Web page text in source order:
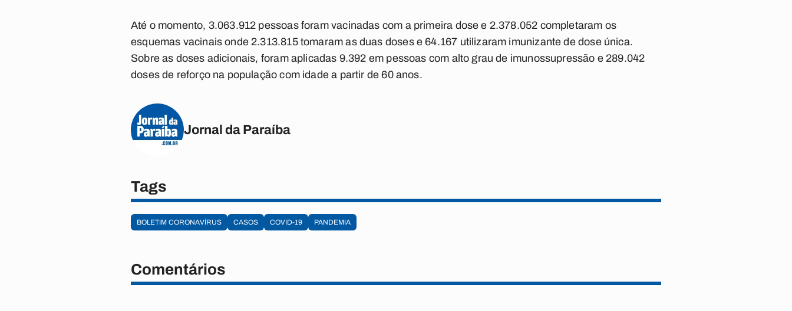
Até o momento, 3.063.912 pessoas foram vacinadas com a primeira dose e 2.378.052 completaram os
esquemas vacinais onde 2.313.815 tomaram as duas doses e 64.167 utilizaram imunizante de dose única.
Sobre as doses adicionais, foram aplicadas 9.392 em pessoas com alto grau de imunossupressão e 289.042
doses de reforço na população com idade a partir de 60 anos.
Jornal da Paraíba
Tags
BOLETIM CORONAVÍRUS CASOS COVID-19 PANDEMIA
Comentários